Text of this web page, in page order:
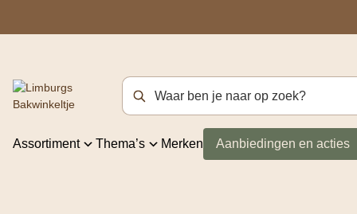
Zoekterm
Assortiment Thema’s Merken Aanbiedingen en acties